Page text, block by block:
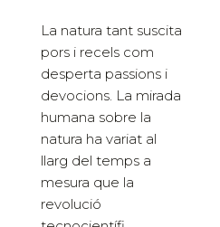
La natura tant suscita
pors i recels com
desperta passions i
devocions. La mirada
humana sobre la
natura ha variat al
llarg del temps a
mesura que la
revolució